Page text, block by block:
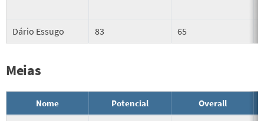
Dário Essugo 83 65
Meias
Nome Potencial Overall